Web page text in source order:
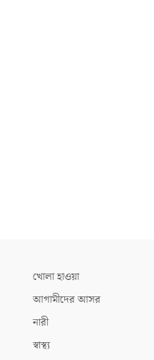
খোলা হাওয়া
আগামীদের আসর
নারী
স্বাস্থ্য